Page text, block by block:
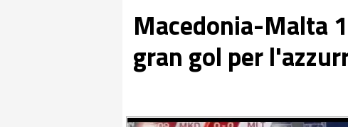
Macedonia-Malta
gran gol per